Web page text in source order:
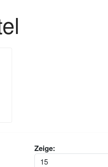
Zeige: